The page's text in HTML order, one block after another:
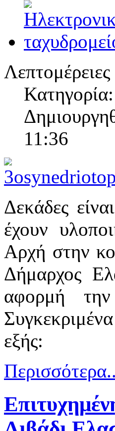
Λεπτομέρειες
Κατηγορία:
11:36
Δεκάδες
έχουν
Αρχή στην
Δήμαρχος
αφορμή
εξής: